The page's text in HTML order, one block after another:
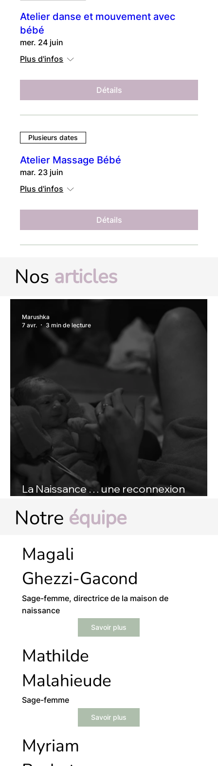
Atelier danse et mouvement avec
bébé
mer. 24 juin
Plus d'infos
Détails
Plusieurs dates
Atelier Massage Bébé
mar. 23 juin
Plus d'infos
Détails
Nos articles
La Naissance … une reconnexion
Marushka
7 avr.
3 min de lecture
Notre équipe
Magali
Ghezzi-Gacond
Sage-femme, directrice de la maison de
naissance
Savoir plus
Mathilde
Malahieude
Sage-femme
Savoir plus
Myriam